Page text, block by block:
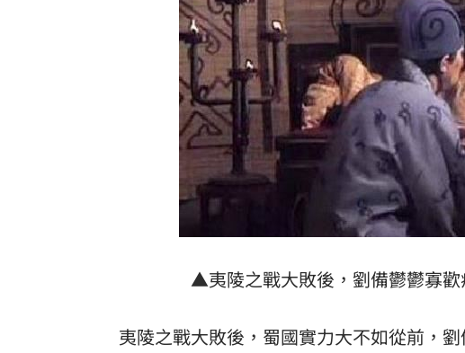
▲夷陵之戰大敗後，劉備鬱鬱寡歡
夷陵之戰大敗後，蜀國實力大不如從前，